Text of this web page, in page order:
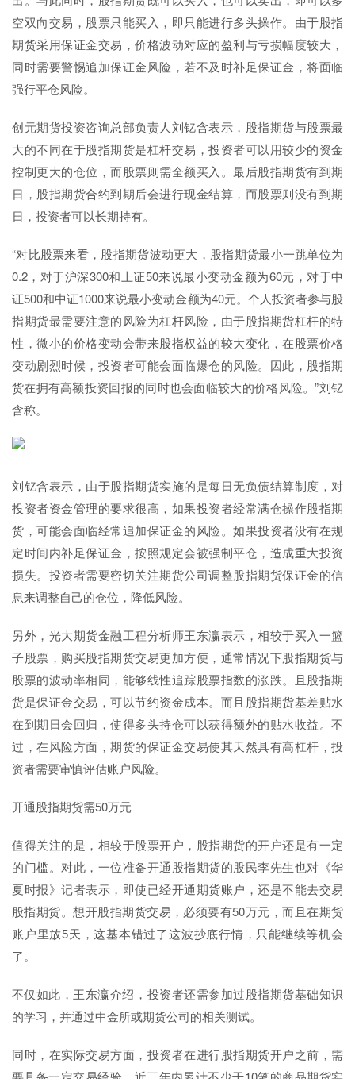
空双向交易，股票只能买入，即只能进行多头操作。由于股指
期货采用保证金交易，价格波动对应的盈利与亏损幅度较大，
同时需要警惕追加保证金风险，若不及时补足保证金，将面临
强行平仓风险。
创元期货投资咨询总部负责人刘钇含表示，股指期货与股票最
大的不同在于股指期货是杠杆交易，投资者可以用较少的资金
控制更大的仓位，而股票则需全额买入。最后股指期货有到期
日，股指期货合约到期后会进行现金结算，而股票则没有到期
日，投资者可以长期持有。
“对比股票来看，股指期货波动更大，股指期货最小一跳单位为
0.2，对于沪深300和上证50来说最小变动金额为60元，对于中
证500和中证1000来说最小变动金额为40元。个人投资者参与股
指期货最需要注意的风险为杠杆风险，由于股指期货杠杆的特
性，微小的价格变动会带来股指权益的较大变化，在股票价格
变动剧烈时候，投资者可能会面临爆仓的风险。因此，股指期
货在拥有高额投资回报的同时也会面临较大的价格风险。”刘钇
含称。
刘钇含表示，由于股指期货实施的是每日无负债结算制度，对
投资者资金管理的要求很高，如果投资者经常满仓操作股指期
货，可能会面临经常追加保证金的风险。如果投资者没有在规
定时间内补足保证金，按照规定会被强制平仓，造成重大投资
损失。投资者需要密切关注期货公司调整股指期货保证金的信
息来调整自己的仓位，降低风险。
另外，光大期货金融工程分析师王东瀛表示，相较于买入一篮
子股票，购买股指期货交易更加方便，通常情况下股指期货与
股票的波动率相同，能够线性追踪股票指数的涨跌。且股指期
货是保证金交易，可以节约资金成本。而且股指期货基差贴水
在到期日会回归，使得多头持仓可以获得额外的贴水收益。不
过，在风险方面，期货的保证金交易使其天然具有高杠杆，投
资者需要审慎评估账户风险。
开通股指期货需50万元
值得关注的是，相较于股票开户，股指期货的开户还是有一定
的门槛。对此，一位准备开通股指期货的股民李先生也对《华
夏时报》记者表示，即使已经开通期货账户，还是不能去交易
股指期货。想开股指期货交易，必须要有50万元，而且在期货
账户里放5天，这基本错过了这波抄底行情，只能继续等机会
了。
不仅如此，王东瀛介绍，‌投资者还需参加过股指期货基础知识
的学习，并通过中金所或期货公司的相关测试。
同时，在实际交易方面，投资者在进行股指期货开户之前，需